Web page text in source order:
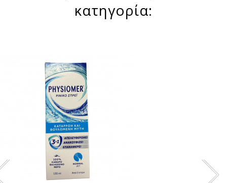
κατηγορία: